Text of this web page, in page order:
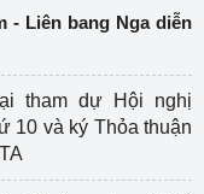
- Liên bang Nga diễn
tham dự Hội nghị
10 và ký Thỏa thuận